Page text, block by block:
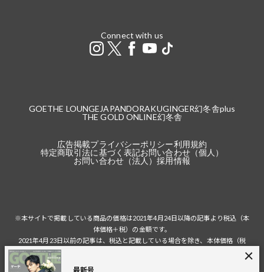
最新号
Connect with us
GOETHE LOUNGE JAPANDORAKUGINGER幻冬舎plus
THE GOLD ONLINE幻冬舎
広告掲載プライバシーポリシー利用規約
特定商取引法に基づく表記お問い合わせ（個人）
お問い合わせ（法人）採用情報
※本サイトで掲載している商品の価格は2021年4月24日以降の記事より税込（本
体価格＋税）の金額です。
2021年4月23日以前の記事は、税込と記載している場合を除き、本体価格（税
税込の場合の税額は掲載当時の税率に準じます。